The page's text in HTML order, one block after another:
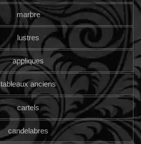
marbre
lustres
appliques
tableaux anciens
cartels
candelabres